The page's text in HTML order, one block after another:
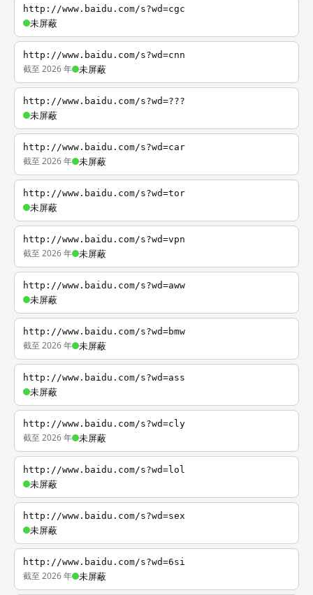
http://www.baidu.com/s?wd=cgc
未屏蔽
http://www.baidu.com/s?wd=cnn
截至 2026 年 未屏蔽
http://www.baidu.com/s?wd=???
未屏蔽
http://www.baidu.com/s?wd=car
截至 2026 年 未屏蔽
http://www.baidu.com/s?wd=tor
未屏蔽
http://www.baidu.com/s?wd=vpn
截至 2026 年 未屏蔽
http://www.baidu.com/s?wd=aww
未屏蔽
http://www.baidu.com/s?wd=bmw
截至 2026 年 未屏蔽
http://www.baidu.com/s?wd=ass
未屏蔽
http://www.baidu.com/s?wd=cly
截至 2026 年 未屏蔽
http://www.baidu.com/s?wd=lol
未屏蔽
http://www.baidu.com/s?wd=sex
未屏蔽
http://www.baidu.com/s?wd=6si
截至 2026 年 未屏蔽